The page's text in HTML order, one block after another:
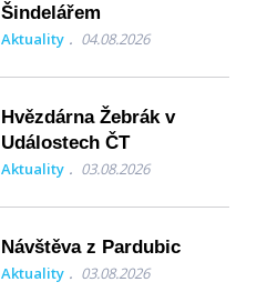
Šindelářem
Aktuality 04.08.2026
Hvězdárna Žebrák v
Událostech ČT
Aktuality 03.08.2026
Návštěva z Pardubic
Aktuality 03.08.2026